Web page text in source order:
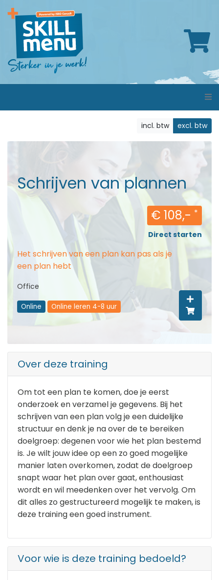
incl. btw excl. btw
Schrijven van plannen
€ 108,- *
Direct starten
Het schrijven van een plan kan pas als je
een plan hebt
Office
Online Online leren 4-8 uur
Over deze training
Om tot een plan te komen, doe je eerst
onderzoek en verzamel je gegevens. Bij het
schrijven van een plan volg je een duidelijke
structuur en denk je na over de te bereiken
doelgroep: degenen voor wie het plan bestemd
is. Je wilt jouw idee op een zo goed mogelijke
manier laten overkomen, zodat de doelgroep
snapt waar het plan over gaat, enthousiast
wordt en wil meedenken over het vervolg. Om
dit alles zo gestructureerd mogelijk te maken, is
deze training een goed instrument.
Voor wie is deze training bedoeld?